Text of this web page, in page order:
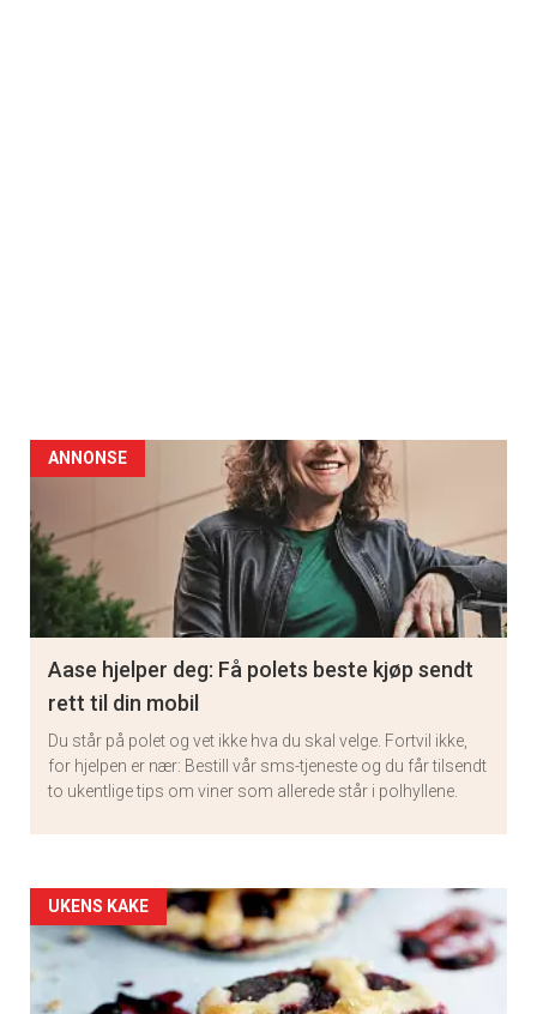
ANNONSE
Aase hjelper deg: Få polets beste kjøp sendt
rett til din mobil
Du står på polet og vet ikke hva du skal velge. Fortvil ikke,
for hjelpen er nær: Bestill vår sms-tjeneste og du får tilsendt
to ukentlige tips om viner som allerede står i polhyllene.
Artikler
detail
UKENS KAKE